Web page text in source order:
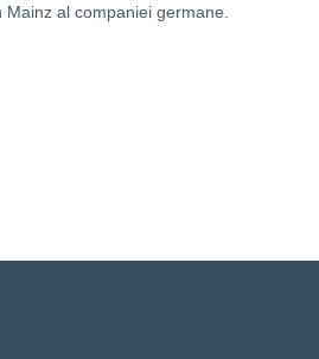
al companiei germane.